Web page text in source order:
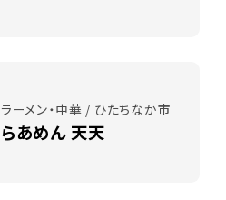
ラーメン・中華 / ひたちなか市
らあめん 天天